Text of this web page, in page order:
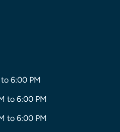
6:00 PM
to 6:00 PM
to 6:00 PM